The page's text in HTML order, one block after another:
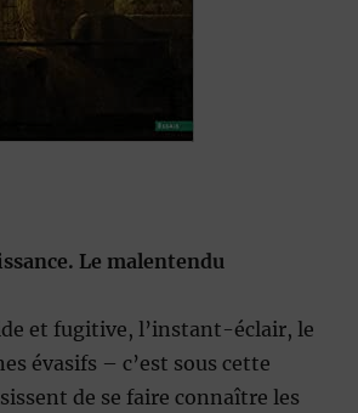
Le malentendu
et fugitive, l’instant-éclair, le
évasifs – c’est sous cette
de se faire connaître les